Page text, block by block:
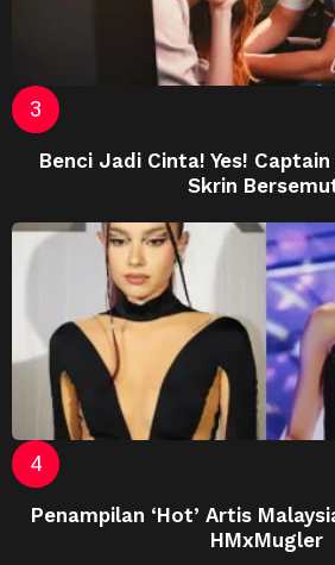
Benci Jadi Cinta! Yes!
Skrin
Penampilan ‘Hot’ Artis
HMxMugler